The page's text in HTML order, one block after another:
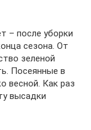
– после уборки
сезона. От
зеленой
Посеянные в
весной. Как раз
высадки